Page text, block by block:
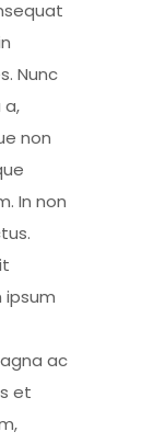
Nunc
a,
non
In non
ipsum
ac
et